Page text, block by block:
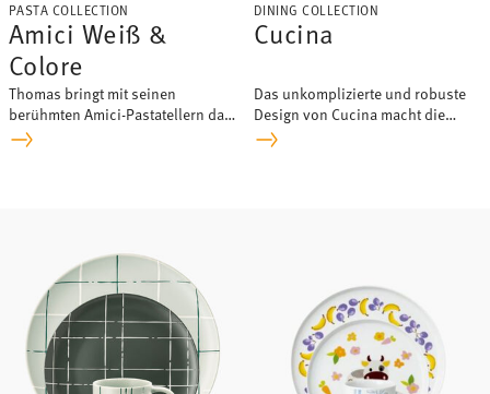
PASTA COLLECTION
Amici Weiß &
Colore
Thomas bringt mit seinen
berühmten Amici-Pastatellern das
mediterrane Lebensgefühl in
DINING COLLECTION
Cucina
Das unkomplizierte und robuste
Design von Cucina macht die
Kollektion zum Lieblingsporzellan